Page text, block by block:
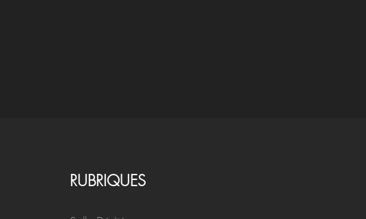
RUBRIQUES